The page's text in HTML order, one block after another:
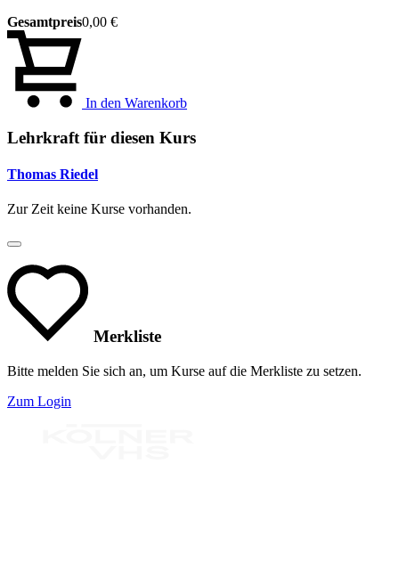
Gesamtpreis0,00 €
In den Warenkorb
Lehrkraft für diesen Kurs
Thomas Riedel
Zur Zeit keine Kurse vorhanden.
Merkliste
Bitte melden Sie sich an, um Kurse auf die Merkliste zu setzen.
Zum Login